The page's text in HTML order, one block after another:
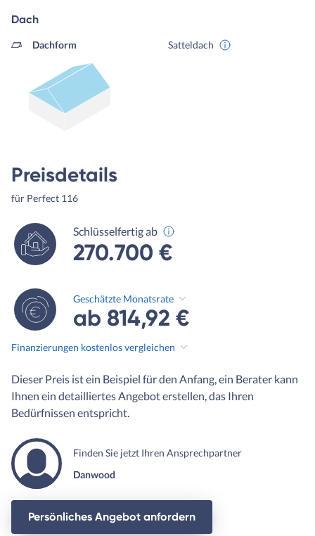
Dach
Dachform Satteldach
Preisdetails
für Perfect 116
Schlüsselfertig ab
270.700 €
Geschätzte Monatsrate
ab 814,92 €
Finanzierungen kostenlos vergleichen
Dieser Preis ist ein Beispiel für den Anfang, ein Berater kann
Ihnen ein detailliertes Angebot erstellen, das Ihren
Bedürfnissen entspricht.
Finden Sie jetzt Ihren Ansprechpartner
Danwood
Persönliches Angebot anfordern